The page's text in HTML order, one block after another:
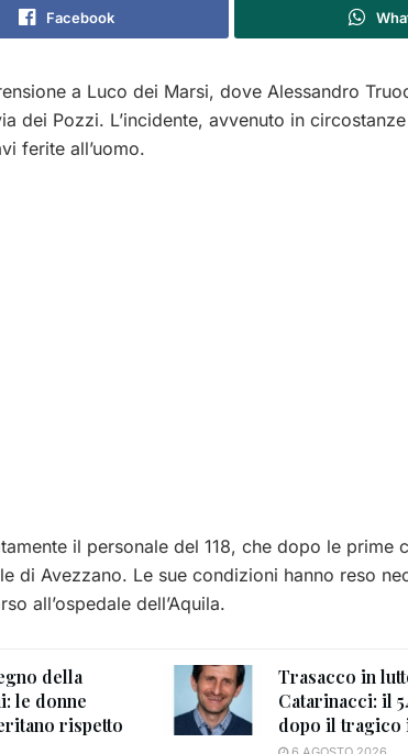
Facebook
a Luco dei Marsi, dove Alessandro
dei Pozzi. L’incidente, avvenuto in
ferite all’uomo.
il personale del 118, che dopo le prime
di Avezzano. Le sue condizioni hanno reso
all’ospedale dell’Aquila.
della
le donne
rispetto
Trasacco in
Catarinacci: il
dopo il tragico